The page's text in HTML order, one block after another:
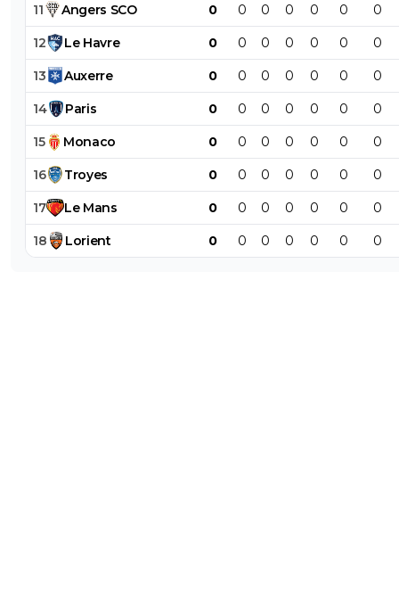
11 Angers SCO 0 0 0 0 0 0 0
12 Le Havre 0 0 0 0 0 0 0
13 Auxerre 0 0 0 0 0 0 0
14 Paris 0 0 0 0 0 0 0
15 Monaco 0 0 0 0 0 0 0
16 Troyes 0 0 0 0 0 0 0
17 Le Mans 0 0 0 0 0 0 0
18 Lorient 0 0 0 0 0 0 0